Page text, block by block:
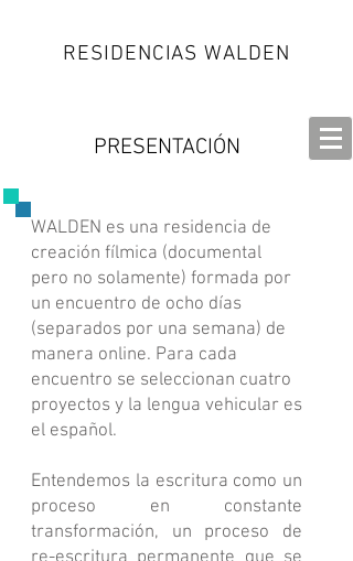
RESIDENCIAS WALDEN
PRESENTACIÓN
WALDEN es una residencia de
creación fílmica (documental
pero no solamente) formada por
un encuentro de ocho días
(separados por una semana) de
manera online. Para cada
encuentro se seleccionan cuatro
proyectos y la lengua vehicular es
el español.
Entendemos la escritura como un
proceso en constante
transformación, un proceso de